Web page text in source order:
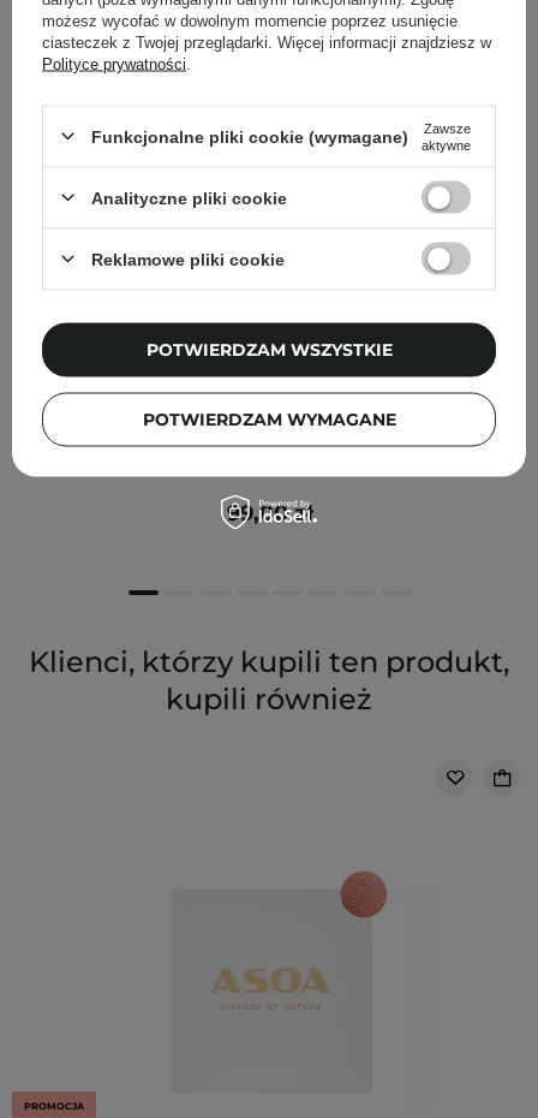
Fraijour - Original Wormwood Enzyme Cleansing Pack -
99,00 zł
Klienci, którzy kupili ten produkt,
kupili również
PROMOCJA
możesz wycofać w dowolnym momencie poprzez usunięcie
ciasteczek z Twojej przeglądarki. Więcej informacji znajdziesz w
Polityce prywatności
Funkcjonalne pliki cookie (wymagane)
Zawsze
aktywne
Analityczne pliki cookie
Reklamowe pliki cookie
POTWIERDZAM WYMAGANE
POTWIERDZAM WSZYSTKIE